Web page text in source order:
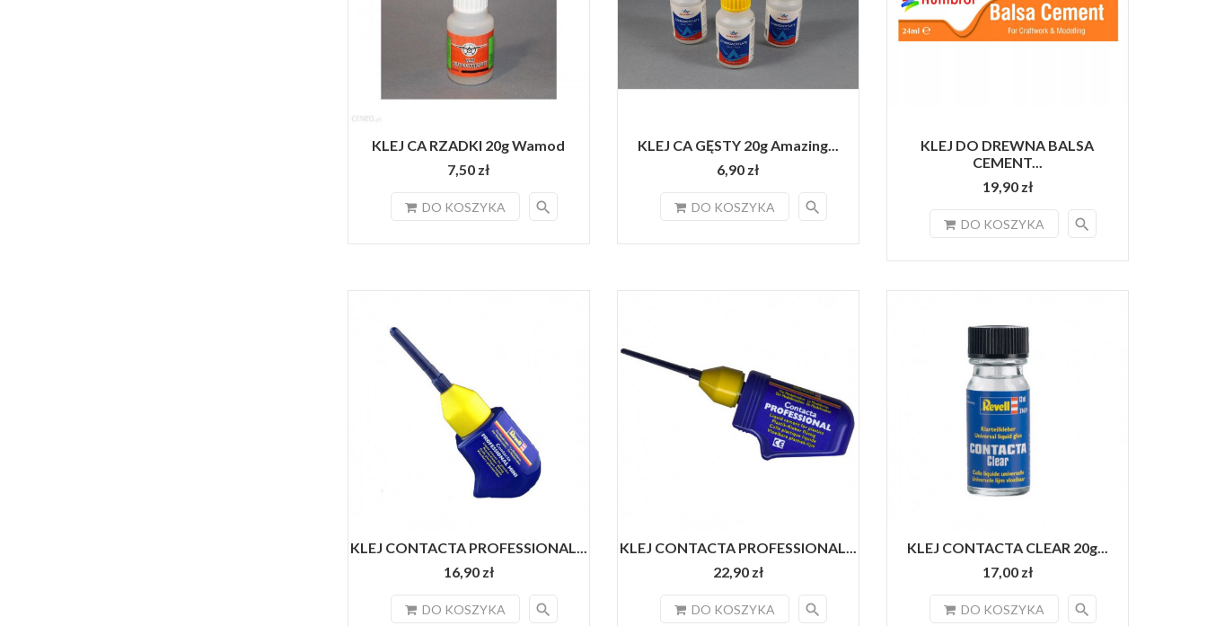
KLEJ CA RZADKI 20g Wamod
7,50 zł
DO KOSZYKA search
KLEJ CA GĘSTY 20g Amazing...
6,90 zł
DO KOSZYKA search
KLEJ DO DREWNA BALSA
CEMENT...
19,90 zł
DO KOSZYKA search
KLEJ CONTACTA PROFESSIONAL...
16,90 zł
DO KOSZYKA search
KLEJ CONTACTA PROFESSIONAL...
22,90 zł
DO KOSZYKA search
KLEJ CONTACTA CLEAR 20g...
17,00 zł
DO KOSZYKA search